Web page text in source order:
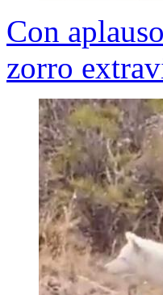
Con
zorro